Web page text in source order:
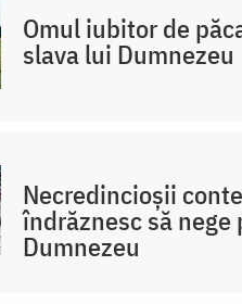
Omul iubitor de
slava lui Dumnezeu
Necredincioșii
îndrăznesc să
Dumnezeu